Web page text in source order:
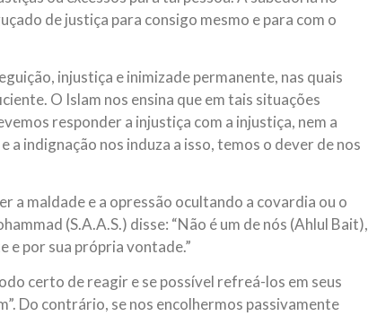
de justiça para consigo mesmo e para com o
injustiça e inimizade permanente, nas quais
O Islam nos ensina que em tais situações
responder a injustiça com a injustiça, nem a
a indignação nos induza a isso, temos o dever de nos
a maldade e a opressão ocultando a covardia ou o
(S.A.A.S.) disse: “Não é um de nós (Ahlul Bait),
e por sua própria vontade.”
certo de reagir e se possível refreá-los em seus
Do contrário, se nos encolhermos passivamente